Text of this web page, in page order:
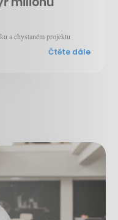
a chystaném projektu
Čtěte dále